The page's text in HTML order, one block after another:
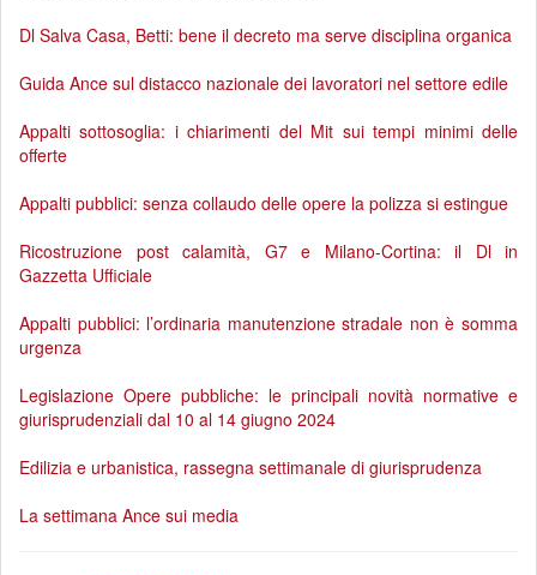
Dl Salva Casa, Betti: bene il decreto ma serve disciplina organica
Guida Ance sul distacco nazionale dei lavoratori nel settore edile
Appalti sottosoglia: i chiarimenti del Mit sui tempi minimi delle
offerte
Appalti pubblici: senza collaudo delle opere la polizza si estingue
Ricostruzione post calamità, G7 e Milano-Cortina: il Dl in
Gazzetta Ufficiale
Appalti pubblici: l’ordinaria manutenzione stradale non è somma
urgenza
Legislazione Opere pubbliche: le principali novità normative e
giurisprudenziali dal 10 al 14 giugno 2024
Edilizia e urbanistica, rassegna settimanale di giurisprudenza
La settimana Ance sui media